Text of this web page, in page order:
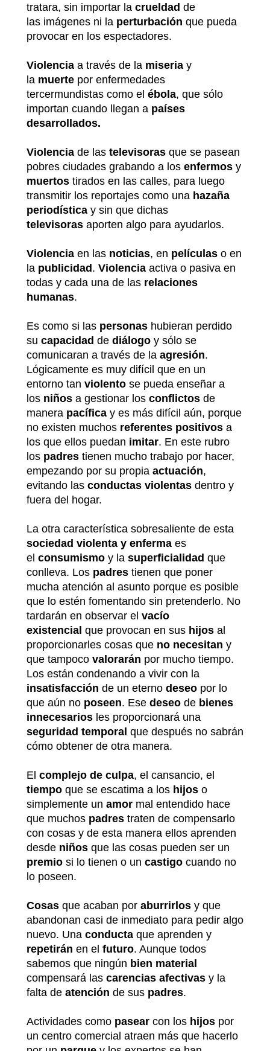
tratara, sin importar la crueldad de
las imágenes ni la perturbación que pueda
provocar en los espectadores.
Violencia a través de la miseria y
la muerte por enfermedades
tercermundistas como el ébola, que sólo
importan cuando llegan a países
desarrollados.
Violencia de las televisoras que se pasean
pobres ciudades grabando a los enfermos y
muertos tirados en las calles, para luego
transmitir los reportajes como una hazaña
periodística y sin que dichas
televisoras aporten algo para ayudarlos.
Violencia en las noticias, en películas o en
la publicidad. Violencia activa o pasiva en
todas y cada una de las relaciones
humanas.
Es como si las personas hubieran perdido
su capacidad de diálogo y sólo se
comunicaran a través de la agresión.
Lógicamente es muy difícil que en un
entorno tan violento se pueda enseñar a
los niños a gestionar los conflictos de
manera pacífica y es más difícil aún, porque
no existen muchos referentes positivos a
los que ellos puedan imitar. En este rubro
los padres tienen mucho trabajo por hacer,
empezando por su propia actuación,
evitando las conductas violentas dentro y
fuera del hogar.
La otra característica sobresaliente de esta
sociedad violenta y enferma es
el consumismo y la superficialidad que
conlleva. Los padres tienen que poner
mucha atención al asunto porque es posible
que lo estén fomentando sin pretenderlo. No
tardarán en observar el vacío
existencial que provocan en sus hijos al
proporcionarles cosas que no necesitan y
que tampoco valorarán por mucho tiempo.
Los están condenando a vivir con la
insatisfacción de un eterno deseo por lo
que aún no poseen. Ese deseo de bienes
innecesarios les proporcionará una
seguridad temporal que después no sabrán
cómo obtener de otra manera.
El complejo de culpa, el cansancio, el
tiempo que se escatima a los hijos o
simplemente un amor mal entendido hace
que muchos padres traten de compensarlo
con cosas y de esta manera ellos aprenden
desde niños que las cosas pueden ser un
premio si lo tienen o un castigo cuando no
lo poseen.
Cosas que acaban por aburrirlos y que
abandonan casi de inmediato para pedir algo
nuevo. Una conducta que aprenden y
repetirán en el futuro. Aunque todos
sabemos que ningún bien material
compensará las carencias afectivas y la
falta de atención de sus padres.
Actividades como pasear con los hijos por
un centro comercial atraen más que hacerlo